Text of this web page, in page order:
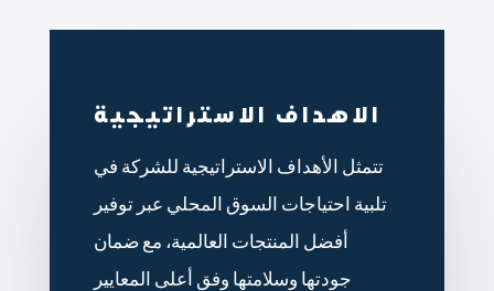
الاهداف الاستراتيجية
تتمثل الأهداف الاستراتيجية للشركة في
تلبية احتياجات السوق المحلي عبر توفير
أفضل المنتجات العالمية، مع ضمان
جودتها وسلامتها وفق أعلى المعايير